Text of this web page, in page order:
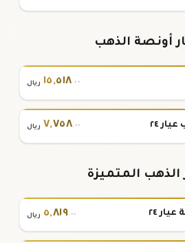
أونصة الذهب
١٥,٥١٨.٠٠ ريال
٢٤ ٧,٧٥٨.٠٠ ريال
المتميزة
٥,٨١٩.٠٠ ريال